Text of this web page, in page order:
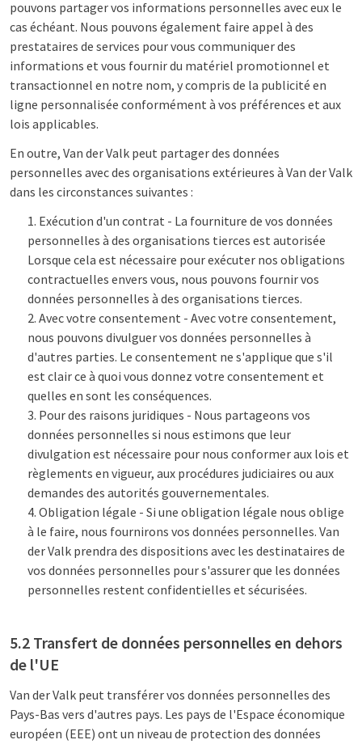
pouvons partager vos informations personnelles avec eux le
cas échéant. Nous pouvons également faire appel à des
prestataires de services pour vous communiquer des
informations et vous fournir du matériel promotionnel et
transactionnel en notre nom, y compris de la publicité en
ligne personnalisée conformément à vos préférences et aux
lois applicables.
En outre, Van der Valk peut partager des données
personnelles avec des organisations extérieures à Van der Valk
dans les circonstances suivantes :
Exécution d'un contrat - La fourniture de vos données
personnelles à des organisations tierces est autorisée
Lorsque cela est nécessaire pour exécuter nos obligations
contractuelles envers vous, nous pouvons fournir vos
données personnelles à des organisations tierces.
Avec votre consentement - Avec votre consentement,
nous pouvons divulguer vos données personnelles à
d'autres parties. Le consentement ne s'applique que s'il
est clair ce à quoi vous donnez votre consentement et
quelles en sont les conséquences.
Pour des raisons juridiques - Nous partageons vos
données personnelles si nous estimons que leur
divulgation est nécessaire pour nous conformer aux lois et
règlements en vigueur, aux procédures judiciaires ou aux
demandes des autorités gouvernementales.
Obligation légale - Si une obligation légale nous oblige
à le faire, nous fournirons vos données personnelles. Van
der Valk prendra des dispositions avec les destinataires de
vos données personnelles pour s'assurer que les données
personnelles restent confidentielles et sécurisées.
5.2 Transfert de données personnelles en dehors
de l'UE
Van der Valk peut transférer vos données personnelles des
Pays-Bas vers d'autres pays. Les pays de l'Espace économique
européen (EEE) ont un niveau de protection des données